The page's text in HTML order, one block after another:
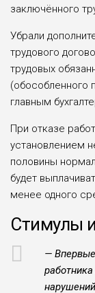
заключён­ного
Убрали
трудового
трудовых
(обособленно­го
главным
При отказе
установлени­ем
половины
будет
менее одного
Стимулы
— Впервые